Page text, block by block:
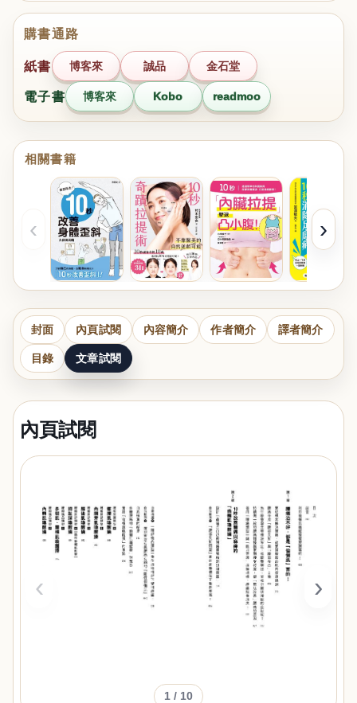
購書通路
紙書 博客來 誠品 金石堂
電子書 博客來 Kobo readmoo
相關書籍
‹ ›
封面 內頁試閱 內容簡介 作者簡介 譯者簡介
目錄 文章試閱
內頁試閱
‹ ›
1 / 10